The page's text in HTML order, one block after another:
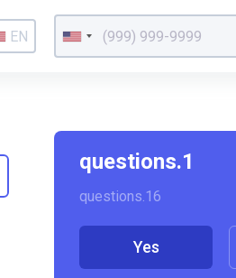
EN
questions.1
questions.16
Yes